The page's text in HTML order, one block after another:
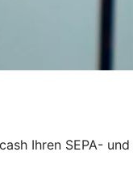
Ihren SEPA- und